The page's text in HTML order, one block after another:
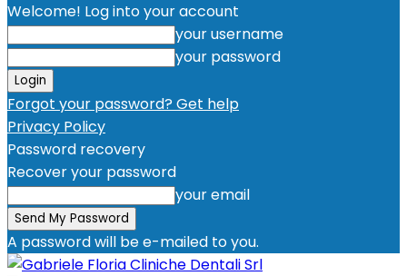
Welcome! Log into your account
your username
your password
Forgot your password? Get help
Privacy Policy
Password recovery
Recover your password
your email
A password will be e-mailed to you.